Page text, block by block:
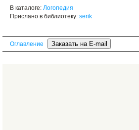
В каталоге: Логопедия
Прислано в библиотеку: serik
Оглавление